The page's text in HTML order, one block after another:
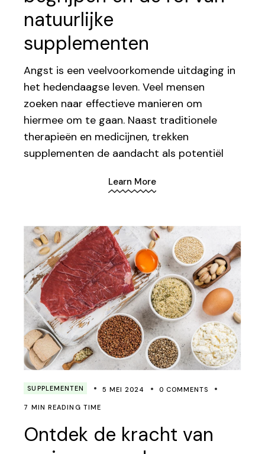
natuurlijke
supplementen
Angst is een veelvoorkomende uitdaging in
het hedendaagse leven. Veel mensen
zoeken naar effectieve manieren om
hiermee om te gaan. Naast traditionele
therapieën en medicijnen, trekken
supplementen de aandacht als potentiël
Learn More
SUPPLEMENTEN 5 MEI 2024 0 COMMENTS
7 MIN READING TIME
Ontdek de kracht van